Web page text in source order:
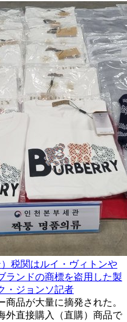
税関はルイ・ヴィトンや
ランドの商標を盗用した製
・ジョンソ記者
品が大量に摘発された。
外直接購入（直購）商品で